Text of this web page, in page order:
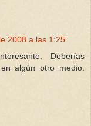
2008 a las 1:25
Deberías
algún otro medio.